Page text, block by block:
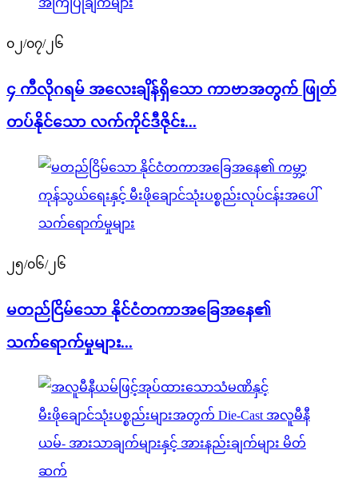
၀၂/၀၇/၂၆
၄ ကီလိုဂရမ် အလေးချိန်ရှိသော ကာဗာအတွက် ဖြုတ်
တပ်နိုင်သော လက်ကိုင်ဒီဇိုင်း...
၂၅/၀၆/၂၆
မတည်ငြိမ်သော နိုင်ငံတကာအခြေအနေ၏
သက်ရောက်မှုများ...